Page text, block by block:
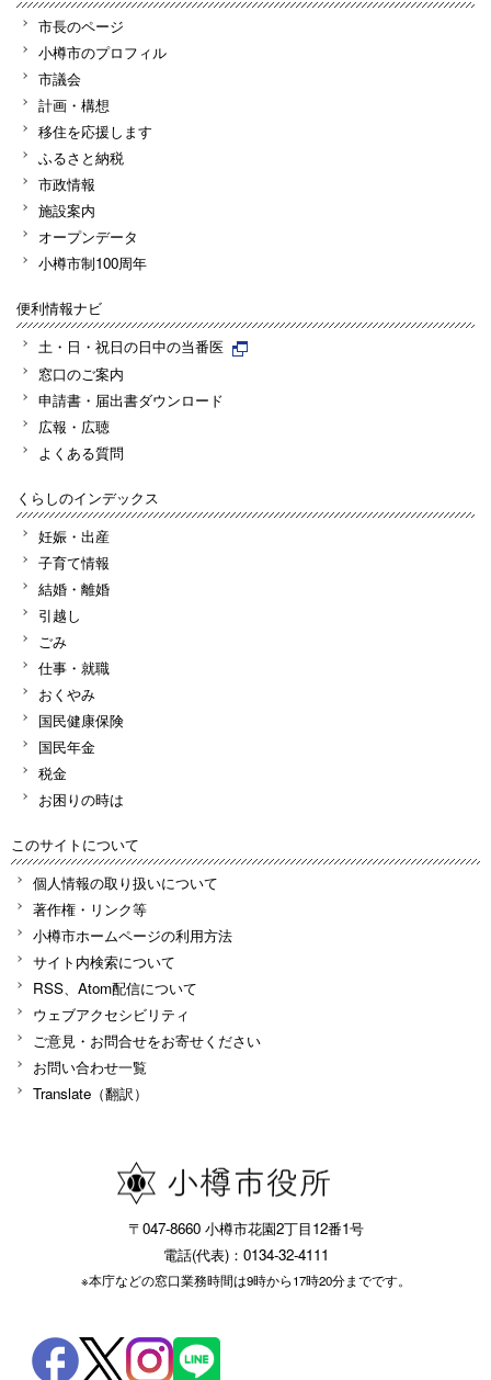
市長のページ
小樽市のプロフィル
市議会
計画・構想
移住を応援します
ふるさと納税
市政情報
施設案内
オープンデータ
小樽市制100周年
便利情報ナビ
土・日・祝日の日中の当番医
窓口のご案内
申請書・届出書ダウンロード
広報・広聴
よくある質問
くらしのインデックス
妊娠・出産
子育て情報
結婚・離婚
引越し
ごみ
仕事・就職
おくやみ
国民健康保険
国民年金
税金
お困りの時は
このサイトについて
個人情報の取り扱いについて
著作権・リンク等
小樽市ホームページの利用方法
サイト内検索について
RSS、Atom配信について
ウェブアクセシビリティ
ご意見・お問合せをお寄せください
お問い合わせ一覧
Translate（翻訳）
〒047-8660 小樽市花園2丁目12番1号
電話(代表)：0134-32-4111
※本庁などの窓口業務時間は9時から17時20分までです。